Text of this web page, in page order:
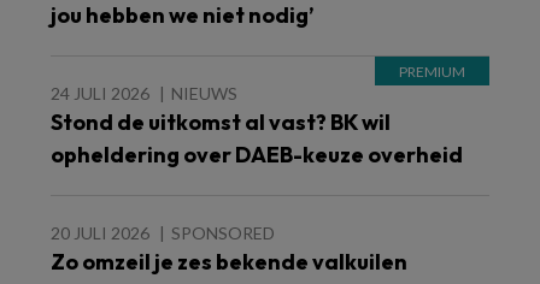
jou hebben we niet nodig’
24 JULI 2026 NIEUWS
Stond de uitkomst al vast? BK wil
opheldering over DAEB-keuze overheid
20 JULI 2026 SPONSORED
Zo omzeil je zes bekende valkuilen